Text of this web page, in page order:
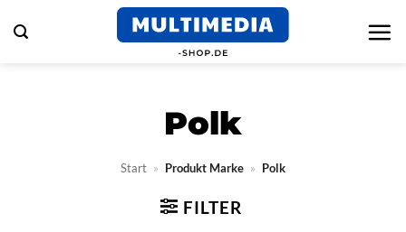
Inhalt
Polk
Start » Produkt Marke » Polk
FILTER